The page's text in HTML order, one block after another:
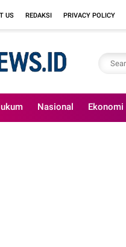
US REDAKSI PRIVACY POLICY
Nasional Ekonomi